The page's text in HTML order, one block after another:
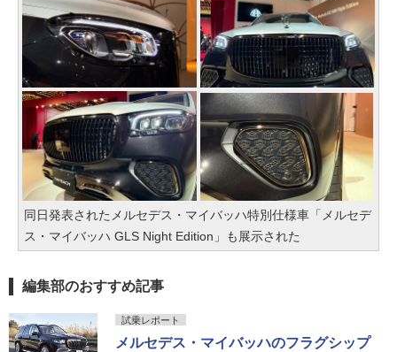
同日発表されたメルセデス・マイバッハ特別仕様車「メルセデ
ス・マイバッハ GLS Night Edition」も展示された
編集部のおすすめ記事
試乗レポート
メルセデス・マイバッハのフラグシップ